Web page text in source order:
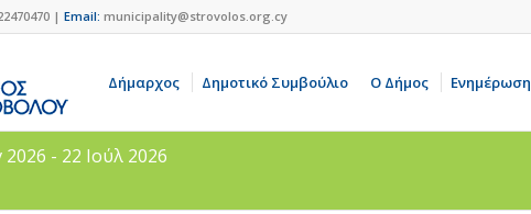
| Email: municipality@strovolos.org.cy
Δήμαρχος Δημοτικό Συμβούλιο Ο Δήμος Ενημέρωση
- 22 Ιούλ 2026